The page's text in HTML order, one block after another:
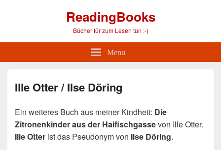
ReadingBooks
Bücher für zum Lesen tun :-)
Menu
Ille Otter / Ilse Döring
Ein weiteres Buch aus meiner Kindheit: Die
Zitronenkinder aus der Haifischgassevon Ille Otter.
Ille Otter ist das Pseudonym von Ilse Döring.